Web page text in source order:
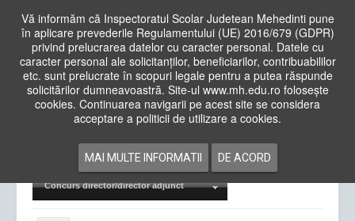
Vă informăm că Inspectoratul Scolar Judetean Mehedinti pune
în aplicare prevederile Regulamentului (UE) 2016/679 (GDPR)
privind prelucrarea datelor cu caracter personal. Datele cu
caracter personal ale solicitanților, beneficiarilor, contribuabililor
etc. sunt prelucrate în scopuri legale pentru a putea răspunde
solicitărilor dumneavoastră. Site-ul www.mh.edu.ro folosește
cookies. Continuarea navigarii pe acest site se considera
acceptare a politicii de utilizare a cookies.
MAI MULTE INFORMATII DE ACORD
Cauta
in
siteAcasa Cadre Didactice
Examene Naționale
Concurs director/director adjunct